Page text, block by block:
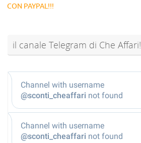
CON PAYPAL!!!
il canale Telegram di Che Affari!